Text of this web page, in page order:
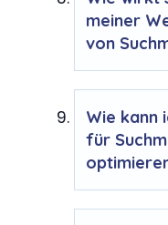
meiner
von
Wie kann
für